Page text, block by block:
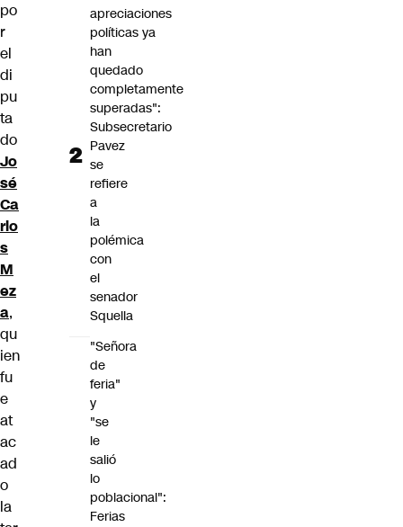
po
r
el
di
pu
ta
do
Jo
sé
Ca
rlo
s
M
ez
a,
qu
ien
fu
e
at
ac
ad
o
la
apreciaciones
políticas ya
han
quedado
completamente
superadas":
Subsecretario
Pavez
se
refiere
a
la
polémica
con
el
senador
Squella
"Señora
de
feria"
y
"se
le
salió
lo
poblacional":
Ferias